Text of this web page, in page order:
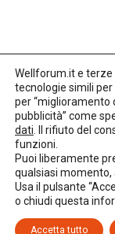
Credits: LO Studio
Wellforum.it e
tecnologie simili
per “miglioramento
pubblicità” come
dati . Il rifiuto del
funzioni.
Puoi liberamente
qualsiasi momento,
Usa il pulsante
o chiudi questa
Accetta tutto